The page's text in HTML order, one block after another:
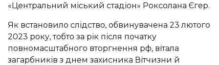
«Центральний міський стадіон» Роксолана Єгер.
Як встановило слідство, обвинувачена 23 лютого
2023 року, тобто за рік після початку
повномасштабного вторгнення рф, вітала
загарбників з днем захисника Вітчизни й